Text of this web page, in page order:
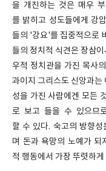
을 개진하는 것은 매우
를 밝히고 성도들에게 강
들의 '강요'를 집중적으로
들의 정치적 식견은 장삼
우적 정치관을 가진 목사
과이지 그리스도 신앙과는
성을 가진 사람에겐 모든
로 보고 들을 수 있으므
할 수 있다. 숙고의 방향성
며 돈과 욕망의 노예가 되
적 행동에서 가장 뚜렷하게